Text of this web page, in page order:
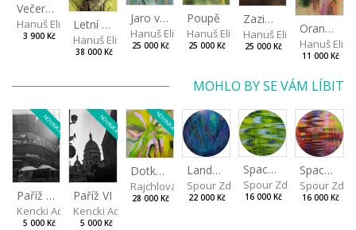
Večer v třešňovém sadu
Hanuš Eliška
3 900 Kč
Letní vzduch v zahradě
Hanuš Eliška
38 000 Kč
Jaro v mlze
Hanuš Eliška
25 000 Kč
Poupě
Hanuš Eliška
25 000 Kč
Zazimování růží
Hanuš Eliška
25 000 Kč
Oranžová v listech
Hanuš
11 000 Kč
MOHLO BY SE VÁM LÍBIT
NOVINKA
Paříž VII
Kencki Adam
5 000 Kč
NOVINKA
Paříž VI
Kencki Adam
5 000 Kč
NOVINKA
Dotkneš-li se na správném místě
Rajchlová Alžběta
28 000 Kč
Landscape III
Spour Zdeněk
22 000 Kč
Spaces I
Spour Zdeněk
16 000 Kč
Spaces II
Spour
16 000 Kč